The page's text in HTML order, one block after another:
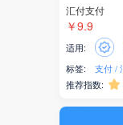
代理记
公司
企业
电商
汇付支付
￥9.9
适用:
标签:
支付
推荐指数: 